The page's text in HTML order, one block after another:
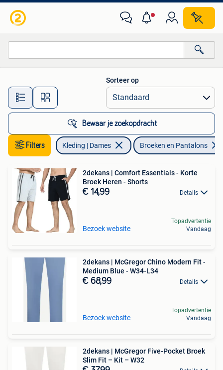
Alle afstanden…
Sorteer op
Bewaar je zoekopdracht
Filters Kleding | Dames Broeken en Pantalons
2dekans | Comfort Essentials - Korte
Broek Heren - Shorts
€ 14,99 Details
Bezoek website
Topadvertentie
Vandaag
2dekans | McGregor Chino Modern Fit -
Medium Blue - W34-L34
€ 68,99 Details
Bezoek website
Topadvertentie
Vandaag
2dekans | McGregor Five-Pocket Broek
Slim Fit – Kit – W32